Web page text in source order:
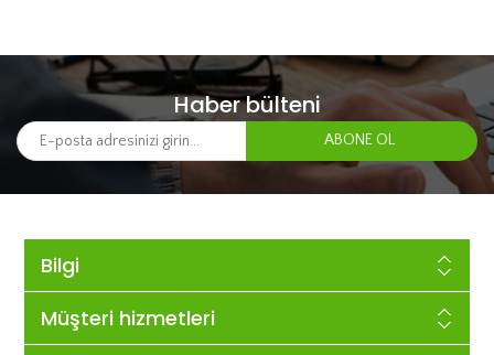
Haber bülteni
Bilgi
Müşteri hizmetleri